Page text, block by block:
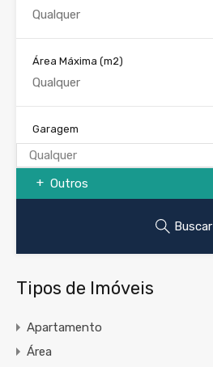
Área Máxima (m2)
Garagem
Qualquer
Outros
Buscar
Tipos de Imóveis
Apartamento
Área